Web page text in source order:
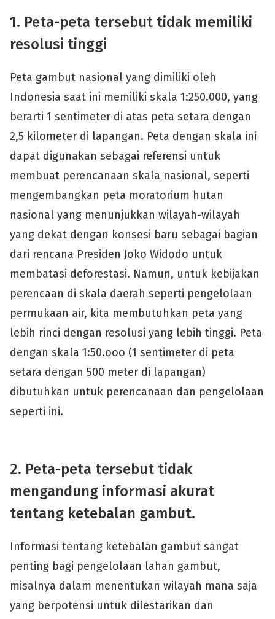
1. Peta-peta tersebut tidak memiliki
resolusi tinggi
Peta gambut nasional yang dimiliki oleh
Indonesia saat ini memiliki skala 1:250.000, yang
berarti 1 sentimeter di atas peta setara dengan
2,5 kilometer di lapangan. Peta dengan skala ini
dapat digunakan sebagai referensi untuk
membuat perencanaan skala nasional, seperti
mengembangkan peta moratorium hutan
nasional yang menunjukkan wilayah-wilayah
yang dekat dengan konsesi baru sebagai bagian
dari rencana Presiden Joko Widodo untuk
membatasi deforestasi. Namun, untuk kebijakan
perencaan di skala daerah seperti pengelolaan
permukaan air, kita membutuhkan peta yang
lebih rinci dengan resolusi yang lebih tinggi. Peta
dengan skala 1:50.ooo (1 sentimeter di peta
setara dengan 500 meter di lapangan)
dibutuhkan untuk perencanaan dan pengelolaan
seperti ini.
2. Peta-peta tersebut tidak
mengandung informasi akurat
tentang ketebalan gambut.
Informasi tentang ketebalan gambut sangat
penting bagi pengelolaan lahan gambut,
misalnya dalam menentukan wilayah mana saja
yang berpotensi untuk dilestarikan dan